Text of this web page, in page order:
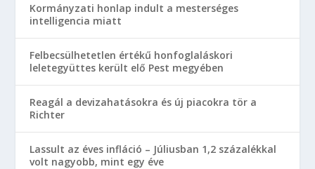
Kormányzati honlap indult a mesterséges
intelligencia miatt
Felbecsülhetetlen értékű honfoglaláskori
leletegyüttes került elő Pest megyében
Reagál a devizahatásokra és új piacokra tör a
Richter
Lassult az éves infláció – Júliusban 1,2 százalékkal
volt nagyobb, mint egy éve